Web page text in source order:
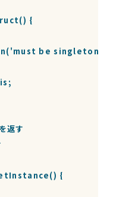
{
be singleton');
返す
{